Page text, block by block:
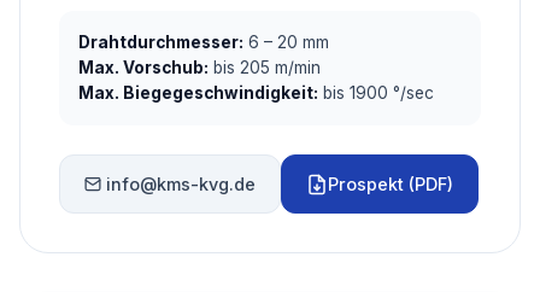
Drahtdurchmesser: 6 – 20 mm
Max. Vorschub: bis 205 m/min
Max. Biegegeschwindigkeit: bis 1900 °/sec
info@kms-kvg.de Prospekt (PDF)